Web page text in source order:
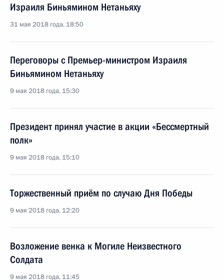
Израиля Биньямином Нетаньяху
31 мая 2018 года, 18:50
Переговоры с Премьер-министром Израиля
Биньямином Нетаньяху
9 мая 2018 года, 15:30
Президент принял участие в акции «Бессмертный
полк»
9 мая 2018 года, 15:10
Торжественный приём по случаю Дня Победы
9 мая 2018 года, 12:20
Возложение венка к Могиле Неизвестного
Солдата
9 мая 2018 года, 11:45